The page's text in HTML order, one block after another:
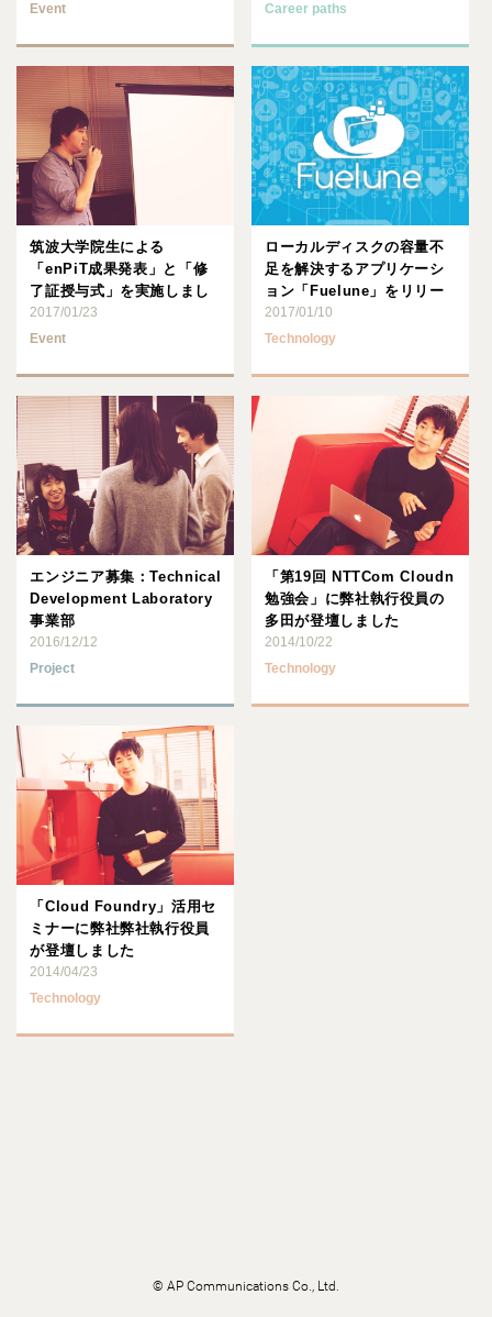
Event
Career paths
筑波大学院生による
「enPiT成果発表」と「修
了証授与式」を実施しまし
た
2017/01/23
Event
ローカルディスクの容量不
足を解決するアプリケーシ
ョン「Fuelune」をリリー
スしました
2017/01/10
Technology
エンジニア募集：Technical
Development Laboratory
事業部
2016/12/12
Project
「第19回 NTTCom Cloudn
勉強会」に弊社執行役員の
多田が登壇しました
2014/10/22
Technology
「Cloud Foundry」活用セ
ミナーに弊社弊社執行役員
が登壇しました
2014/04/23
Technology
© AP Communications Co., Ltd.